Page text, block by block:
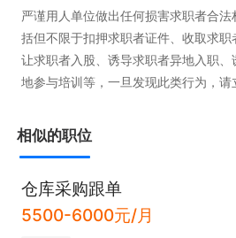
2、具备1年以上制造业跟单或
3、熟悉生产流程，了解物料和
4、熟练使用Office办公软件及
工作细致。
▶工作时间与福利
1、作息时间：每周6天制
严谨用人单位做出任何损害求职者合
括但不限于扣押求职者证件、收取求职
让求职者入股、诱导求职者异地入职
地参与培训等，一旦发现此类行为，请
相似的职位
仓库采购跟单
5500-6000元/月